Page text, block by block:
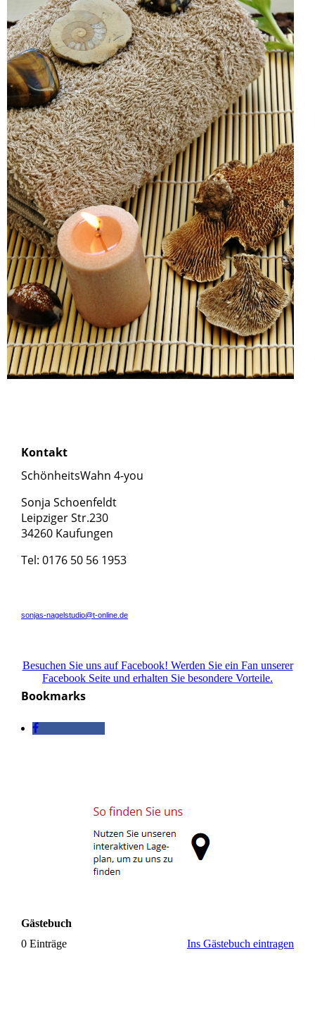
Kontakt
SchönheitsWahn 4-you
Sonja Schoenfeldt
Leipziger Str.230
34260 Kaufungen
Tel: 0176 50 56 1953
sonjas-nagelstudio@t-online.de
Besuchen Sie uns auf Facebook! Werden Sie ein Fan unserer
Facebook Seite und erhalten Sie besondere Vorteile.
Bookmarks
Gästebuch
0 Einträge
Ins Gästebuch eintragen